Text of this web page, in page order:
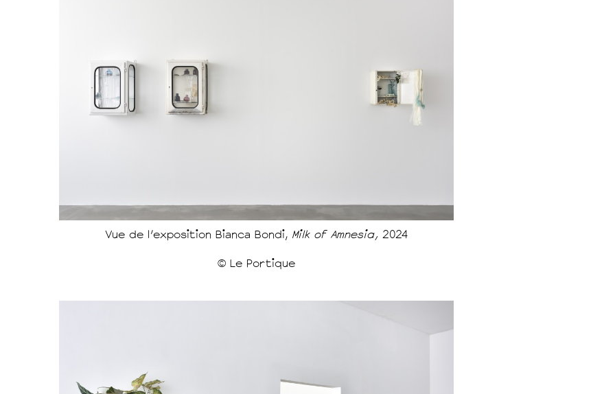
Vue de l'exposition Bianca Bondi,Milk of Amnesia,2024
© Le Portique